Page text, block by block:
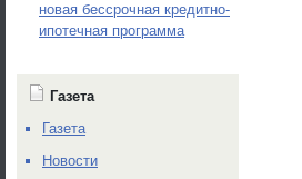
новая бессрочная кредитно-
ипотечная программа
Газета
Газета
Новости